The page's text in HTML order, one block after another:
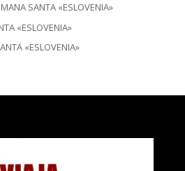
SANTA «ESLOVENIA»
«ESLOVENIA»
«ESLOVENIA»